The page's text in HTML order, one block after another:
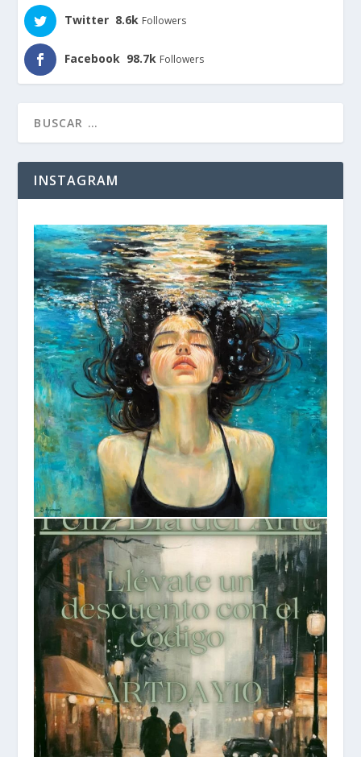
Twitter 8.6k Followers
Facebook 98.7k Followers
INSTAGRAM